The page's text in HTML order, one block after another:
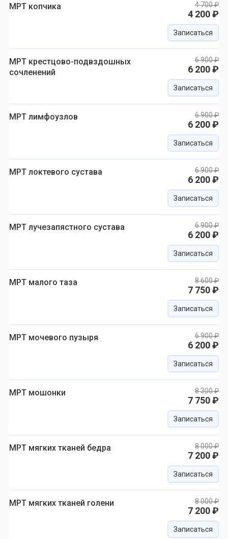
МРТ копчика 4 700 ₽
4 200 ₽
Записаться
МРТ крестцово-подвздошных
сочленений
6 900 ₽
6 200 ₽
Записаться
МРТ лимфоузлов 6 900 ₽
6 200 ₽
Записаться
МРТ локтевого сустава 6 900 ₽
6 200 ₽
Записаться
МРТ лучезапястного сустава 6 900 ₽
6 200 ₽
Записаться
МРТ малого таза 8 600 ₽
7 750 ₽
Записаться
МРТ мочевого пузыря 6 900 ₽
6 200 ₽
Записаться
МРТ мошонки 8 300 ₽
7 750 ₽
Записаться
МРТ мягких тканей бедра 8 000 ₽
7 200 ₽
Записаться
МРТ мягких тканей голени 8 000 ₽
7 200 ₽
Записаться